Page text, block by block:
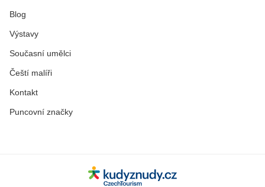
Blog
Výstavy
Současní umělci
Čeští malíři
Kontakt
Puncovní značky